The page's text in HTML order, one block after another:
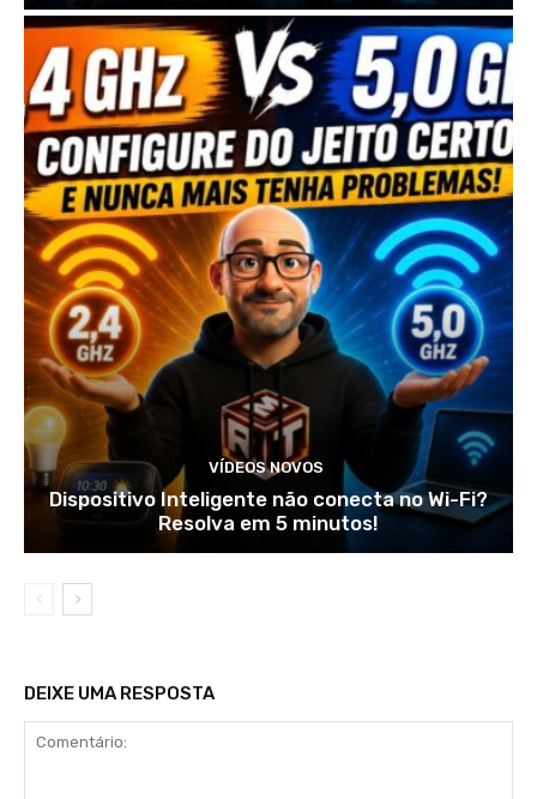
VÍDEOS NOVOS
Dispositivo Inteligente não conecta no Wi-Fi?
Resolva em 5 minutos!
DEIXE UMA RESPOSTA